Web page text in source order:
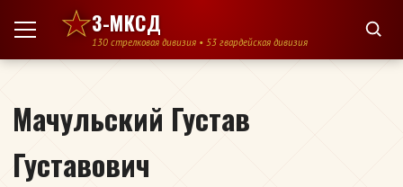
Перейти к содержимому
3-МКСД
130 стрелковая дивизия • 53 гвардейская дивизия
Мачульский Густав
Густавович